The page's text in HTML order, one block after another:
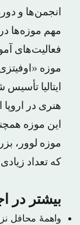
انجمن‌ها و
مهم موزه‌ها
فعالیت‌های
ایتالیا
هنری در
این موزه
موزه لوور،
که تعداد
بیشتر در